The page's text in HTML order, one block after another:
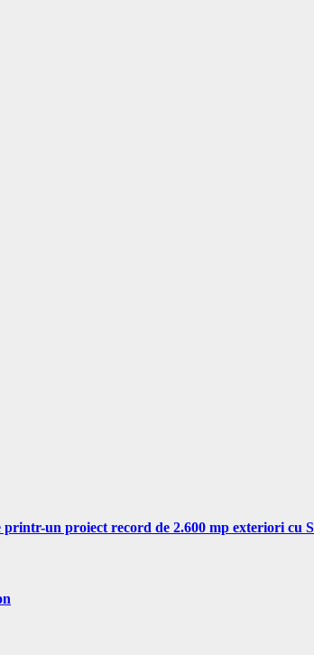
printr-un proiect record de 2.600 mp exteriori cu